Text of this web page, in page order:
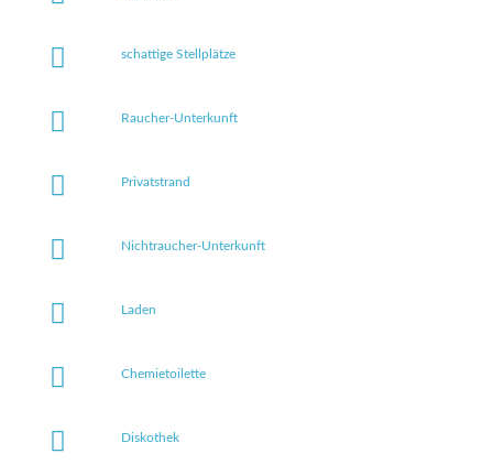
schattige Stellplätze
Raucher-Unterkunft
Privatstrand
Nichtraucher-Unterkunft
Laden
Chemietoilette
Diskothek